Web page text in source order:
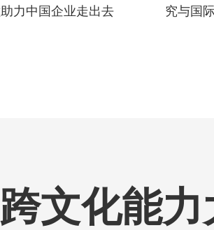
力中国企业走出去
究与国
跨文化能